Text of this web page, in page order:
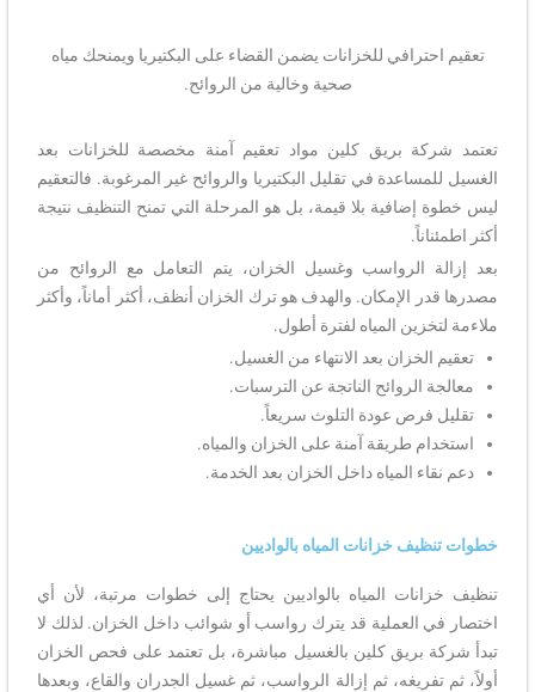
تعقيم احترافي للخزانات يضمن القضاء على البكتيريا ويمنحك مياه
صحية وخالية من الروائح.
تعتمد شركة بريق كلين مواد تعقيم آمنة مخصصة للخزانات بعد
الغسيل للمساعدة في تقليل البكتيريا والروائح غير المرغوبة. فالتعقيم
ليس خطوة إضافية بلا قيمة، بل هو المرحلة التي تمنح التنظيف نتيجة
أكثر اطمئناناً.
بعد إزالة الرواسب وغسيل الخزان، يتم التعامل مع الروائح من
مصدرها قدر الإمكان. والهدف هو ترك الخزان أنظف، أكثر أماناً، وأكثر
ملاءمة لتخزين المياه لفترة أطول.
تعقيم الخزان بعد الانتهاء من الغسيل.
معالجة الروائح الناتجة عن الترسبات.
تقليل فرص عودة التلوث سريعاً.
استخدام طريقة آمنة على الخزان والمياه.
دعم نقاء المياه داخل الخزان بعد الخدمة.
خطوات تنظيف خزانات المياه بالواديين
تنظيف خزانات المياه بالواديين يحتاج إلى خطوات مرتبة، لأن أي
اختصار في العملية قد يترك رواسب أو شوائب داخل الخزان. لذلك لا
تبدأ شركة بريق كلين بالغسيل مباشرة، بل تعتمد على فحص الخزان
أولاً، ثم تفريغه، ثم إزالة الرواسب، ثم غسيل الجدران والقاع، وبعدها